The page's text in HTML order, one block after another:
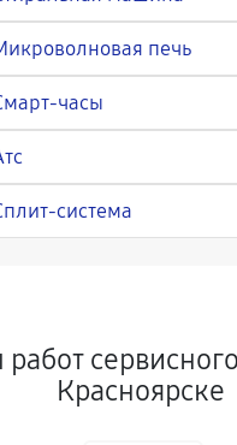
печь
часы
система
Красноярске